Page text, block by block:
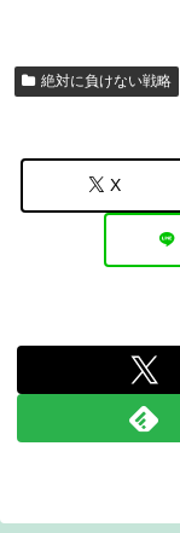
絶対に負けない戦略
X